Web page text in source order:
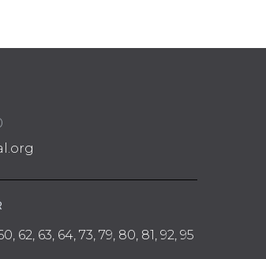
62, 63, 64, 73, 79, 80, 81, 92, 95